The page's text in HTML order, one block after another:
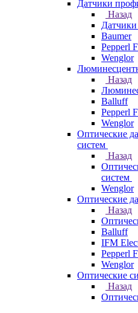
Датчики
Назад
Baumer
Pepperl
Wenglor
Назад
Balluff
Pepperl
Wenglor
Оптические
систем
Назад
систем
Wenglor
Оптические
Назад
Balluff
IFM
Pepperl
Wenglor
Оптические
Назад